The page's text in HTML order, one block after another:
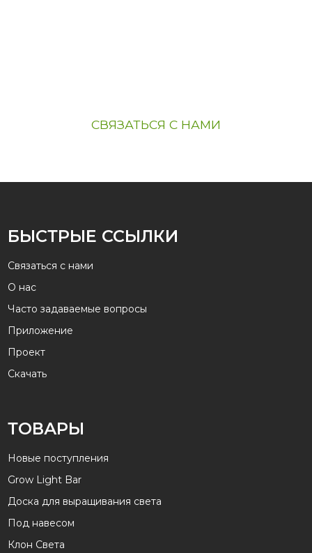
СВЯЗАТЬСЯ С НАМИ
БЫСТРЫЕ ССЫЛКИ
Связаться с нами
О нас
Часто задаваемые вопросы
Приложение
Проект
Скачать
ТОВАРЫ
Новые поступления
Grow Light Bar
Доска для выращивания света
Под навесом
Клон Света